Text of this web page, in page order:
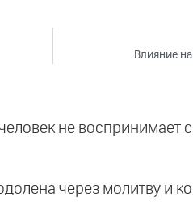
Влияние
не
через молитву и